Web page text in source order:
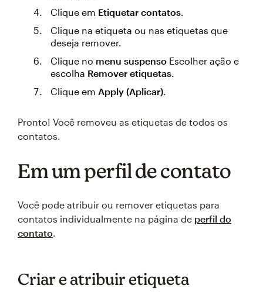
Clique em Etiquetar contatos
Clique na etiqueta ou nas etiquetas que
deseja remover.
Clique no menu suspenso Escolher ação e
escolha Remover etiquetas
Clique em Apply (Aplicar)
Pronto! Você removeu as etiquetas de todos os
contatos.
Em um perfil de contato
Você pode atribuir ou remover etiquetas para
contatos individualmente na página de perfil do
contato
Criar e atribuir etiqueta